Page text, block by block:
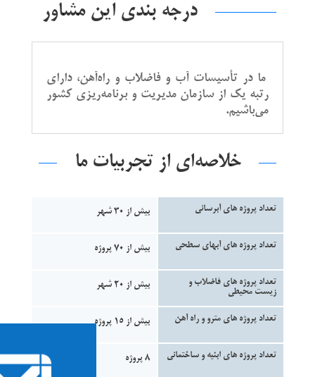
درجه بندی این مشاور
ما در تأسیسات آب و فاضلاب و راه‌آهن، دارای
رتبه یك از سازمان مدیریت و برنامه‌ریزی كشور
می‌باشیم.
خلاصه‌ای از تجربیات ما
تعداد پروژه های آبرسانی بیش از 30 شهر
تعداد پروژه های آبهای سطحی بیش از 70 پروژه
تعداد پروژه های فاضلاب و
زیست محیطی
بیش از 20 شهر
تعداد پروژه های مترو و راه آهن بیش از 15 پروژه
تعداد پروژه های ابنیه و ساختمانی 8 پروژه